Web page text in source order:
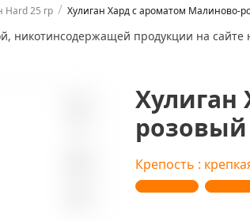
Hard 25 гр / Хулиган Хард с ароматом Малиново-
никотинсодержащей продукции на
Хулиган
Крепость :